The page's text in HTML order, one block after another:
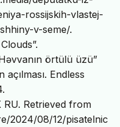
rossijskih-vlastej-
v-seme/.
örtülü üzü”
Endless
Retrieved from
2024/08/12/pisatelnic